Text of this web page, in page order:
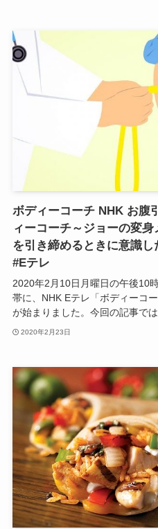
ボディーコーチ NHK お腹
ィーコーチ～ジョーの変
を引き締めるときに意識
#Eテレ
2020年2月10日月曜日の午後10
帯に、NHK Eテレ「ボディーコ
が始まりました。今回の記事で
2020年2月23日